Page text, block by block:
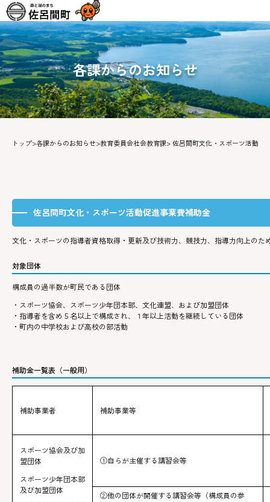
各課からのお知らせ
トップ>各課からのお知らせ>教育委員会社会教育課> 佐呂間町文化・スポーツ活動促
佐呂間町文化・スポーツ活動促進事業費補助金
文化・スポーツの指導者資格取得・更新及び技術力、競技力、指導力向上の
対象団体
構成員の過半数が町民である団体
・スポーツ協会、スポーツ少年団本部、文化連盟、および加盟団体
・指導者を含め５名以上で構成され、１年以上活動を継続している団体
・町内の中学校および高校の部活動
補助金一覧表（一般用）
補助事業者 補助事業等
スポーツ協会及び加
盟団体
スポーツ少年団本部
及び加盟団体
①自らが主催する講習会等
②他の団体が開催する講習会等（構成員の参